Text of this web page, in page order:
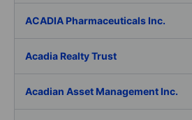
ACADIA Pharmaceuticals Inc.
Acadia Realty Trust
Acadian Asset Management Inc.